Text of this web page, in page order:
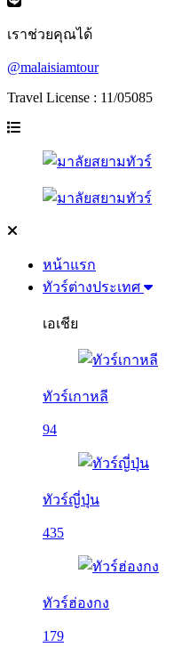
เราช่วยคุณได้
@malaisiamtour
Travel License : 11/05085
หน้าแรก
ทัวร์ต่างประเทศ
เอเชีย
ทัวร์เกาหลี
94
ทัวร์ญี่ปุ่น
435
ทัวร์ฮ่องกง
179